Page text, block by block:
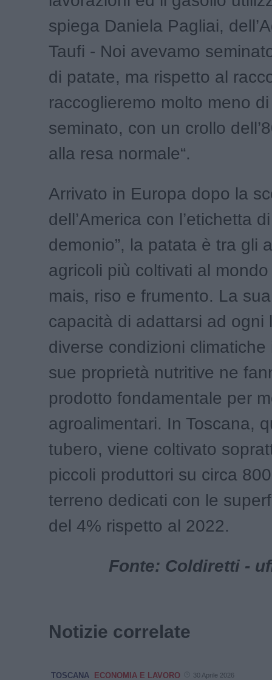
spiega Daniela Pagliai,
Taufi - Noi avevamo
di patate, ma rispetto al
raccoglieremo molto meno
seminato, con un crollo
alla resa normale“.
Arrivato in Europa dopo la
dell’America con l’etichetta
demonio”, la patata è tra gli
agricoli più coltivati al
mais, riso e frumento. La
capacità di adattarsi ad ogni
diverse condizioni climatiche
sue proprietà nutritive ne
prodotto fondamentale per
agroalimentari. In Toscana,
tubero, viene coltivato
piccoli produttori su circa
terreno dedicati con le
del 4% rispetto al 2022.
Fonte: Coldiretti -
Notizie correlate
TOSCANA ECONOMIA E LAVORO 30 Aprile 2026